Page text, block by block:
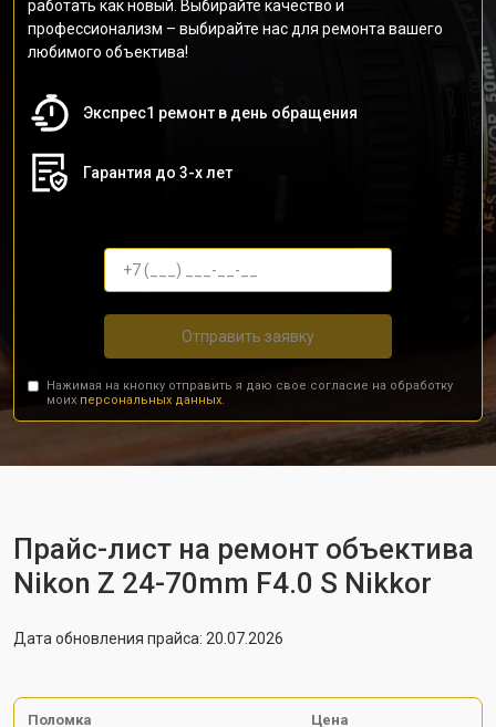
работать как новый. Выбирайте качество и
профессионализм – выбирайте нас для ремонта вашего
любимого объектива!
Экспрес1 ремонт в день обращения
Гарантия до 3-х лет
Отправить заявку
Нажимая на кнопку отправить я даю свое согласие на обработку
моих персональных данных.
Прайс-лист на ремонт объектива
Nikon Z 24-70mm F4.0 S Nikkor
Дата обновления прайса: 20.07.2026
Поломка Цена